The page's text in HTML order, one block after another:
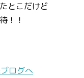
とこだけど
！！